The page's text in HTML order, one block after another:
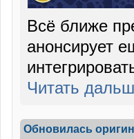
Всё ближе
анонсирует
Читать
Обновилась